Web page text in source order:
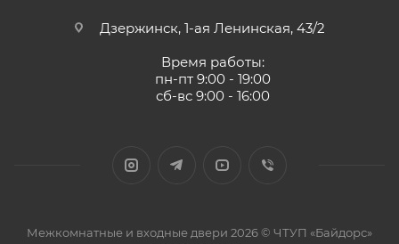
Дзержинск, 1-ая Ленинская, 43/2
Время работы:
пн-пт 9:00 - 19:00
сб-вс 9:00 - 16:00
Межкомнатные и входные двери 2026 © ЧТУП «Байдорс»